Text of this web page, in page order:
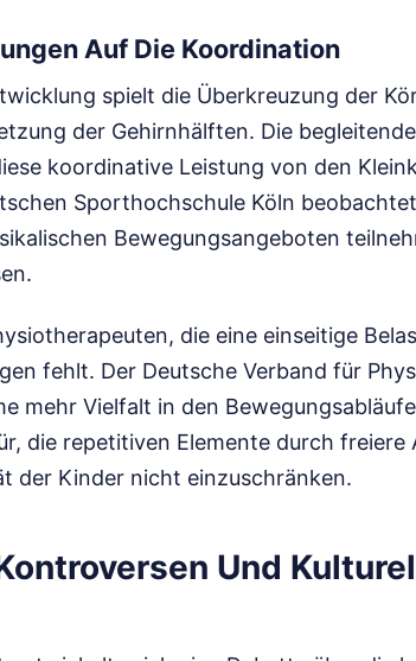
Auf Die Koordination
spielt die Überkreuzung der
der Gehirnhälften. Die
koordinative Leistung von den
Sporthochschule Köln
Bewegungsangeboten
die eine einseitige
fehlt. Der Deutsche Verband für
mehr Vielfalt in den
die repetitiven Elemente durch freiere
der Kinder nicht einzuschränken.
Und